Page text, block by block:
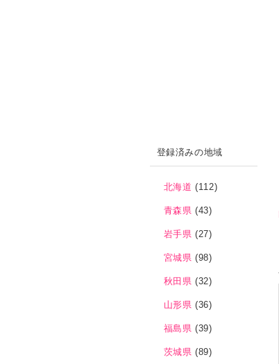
登録済みの地域
北海道 (112)
青森県 (43)
岩手県 (27)
宮城県 (98)
秋田県 (32)
山形県 (36)
福島県 (39)
茨城県 (89)